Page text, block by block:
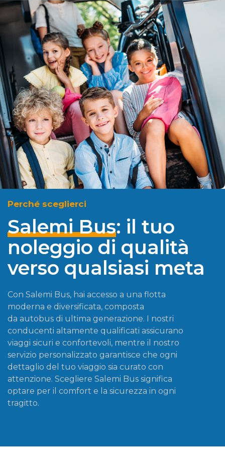
Perché sceglierci
Salemi Bus: il tuo
noleggio di qualità
verso qualsiasi meta
Con Salemi Bus, hai accesso a una flotta
moderna e diversificata, composta
da autobus di ultima generazione. I nostri
conducenti altamente qualificati assicurano
viaggi sicuri e confortevoli, mentre il nostro
servizio personalizzato garantisce che ogni
dettaglio del tuo viaggio sia curato con
attenzione. Scegliere Salemi Bus significa
optare per il comfort e la sicurezza in ogni
tragitto.